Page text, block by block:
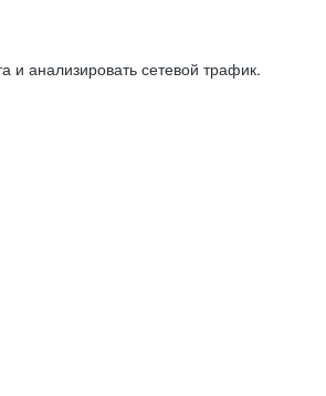
анализировать сетевой трафик.